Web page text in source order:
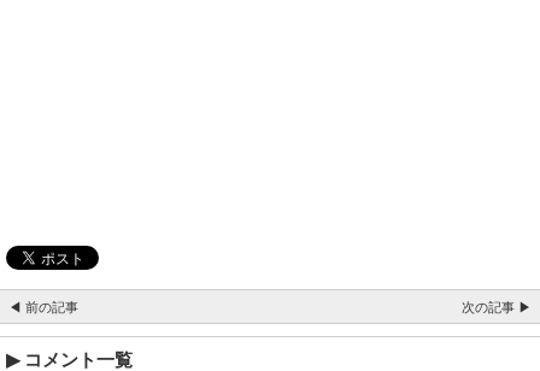
◀ 前の記事 次の記事 ▶
コメント一覧